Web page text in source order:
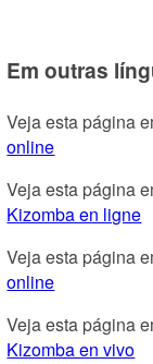
Em outras
Veja esta página
online
Veja esta página
Kizomba en ligne
Veja esta página
online
Veja esta página
Kizomba en vivo